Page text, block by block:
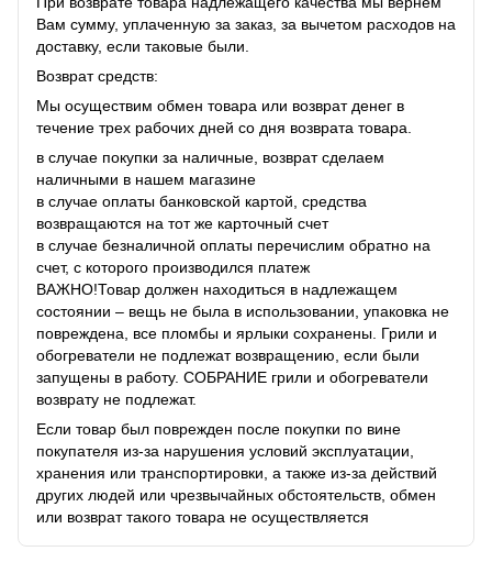
Вам сумму, уплаченную за заказ, за ​​вычетом расходов на
доставку, если таковые были.
Возврат средств:
Мы осуществим обмен товара или возврат денег в
течение трех рабочих дней со дня возврата товара.
в случае покупки за наличные, возврат сделаем
наличными в нашем магазине
в случае оплаты банковской картой, средства
возвращаются на тот же карточный счет
в случае безналичной оплаты перечислим обратно на
счет, с которого производился платеж
ВАЖНО!Товар должен находиться в надлежащем
состоянии – вещь не была в использовании, упаковка не
повреждена, все пломбы и ярлыки сохранены. Грили и
обогреватели не подлежат возвращению, если были
запущены в работу. СОБРАНИЕ грили и обогреватели
возврату не подлежат.
Если товар был поврежден после покупки по вине
покупателя из-за нарушения условий эксплуатации,
хранения или транспортировки, а также из-за действий
других людей или чрезвычайных обстоятельств, обмен
или возврат такого товара не осуществляется